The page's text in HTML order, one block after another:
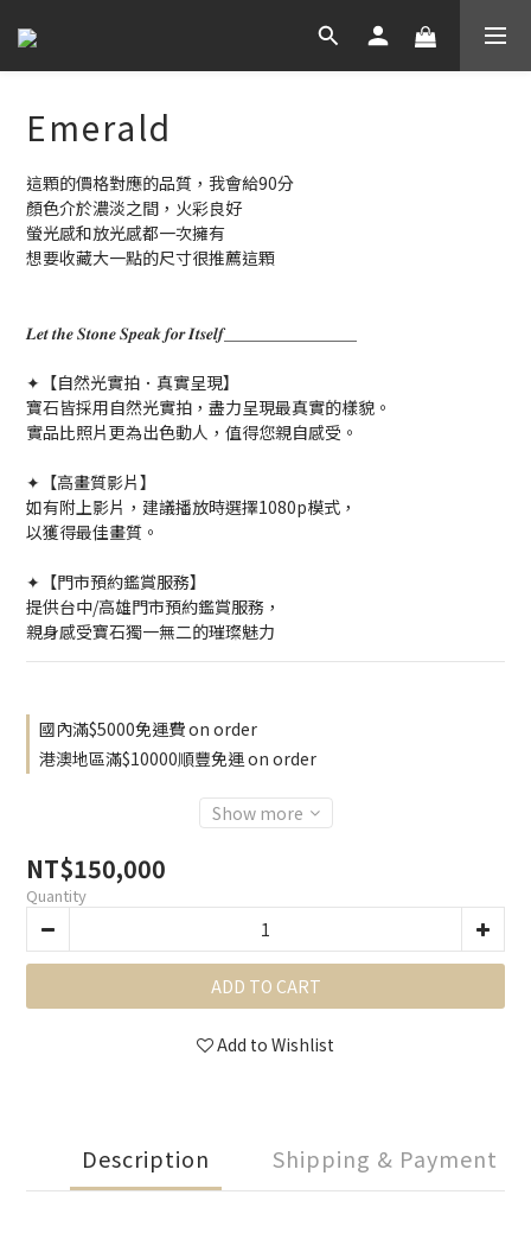
Emerald​
這顆的價格對應的品質，我會給90分
顏色介於濃淡之間，火彩良好
螢光感和放光感都一次擁有
想要收藏大一點的尺寸很推薦這顆
𝑳𝒆𝒕 𝒕𝒉𝒆 𝑺𝒕𝒐𝒏𝒆 𝑺𝒑𝒆𝒂𝒌 𝒇𝒐𝒓 𝑰𝒕𝒔𝒆𝒍𝒇＿＿＿＿＿＿＿＿
✦【自然光實拍．真實呈現】
寶石皆採用自然光實拍，盡力呈現最真實的樣貌。
實品比照片更為出色動人，值得您親自感受。
✦【高畫質影片】
如有附上影片，建議播放時選擇1080p模式，
以獲得最佳畫質。
✦【門市預約鑑賞服務】
提供台中/高雄門市預約鑑賞服務，
親身感受寶石獨一無二的璀璨魅力
國內滿$5000免運費 on order
港澳地區滿$10000順豐免運 on order
Show more
NT$150,000
Quantity
ADD TO CART
Add to Wishlist
Description Shipping & Payment